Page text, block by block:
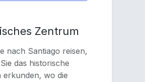
Zentrum
nach Santiago reisen,
das historische
erkunden, wo die